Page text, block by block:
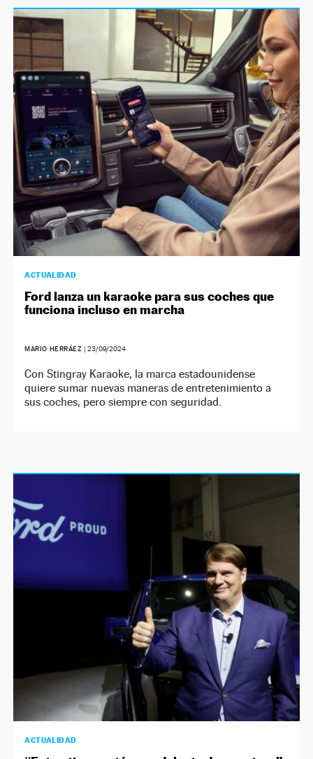
ACTUALIDAD
Ford lanza un karaoke para sus coches que
funciona incluso en marcha
MARIO HERRÁEZ |23/09/2024
Con Stingray Karaoke, la marca estadounidense
quiere sumar nuevas maneras de entretenimiento a
sus coches, pero siempre con seguridad.
ACTUALIDAD